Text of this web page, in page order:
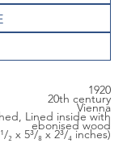
1920
20th century
Vienna
Lined inside with
ebonised wood
₂ x 5³/₈ x 2³/₄ inches)